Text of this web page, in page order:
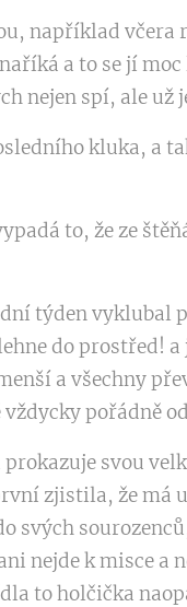
například včera
a to se jí
nejen spí, ale už
kluka, a
to, že ze
týden vyklubal
do prostřed!
a všechny
pořádně
svou
zjistila, že má
svých
nejde k misce a
to holčička